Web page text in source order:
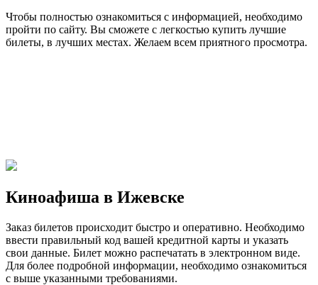
Чтобы полностью ознакомиться с информацией, необходимо
пройти по сайту. Вы сможете с легкостью купить лучшие
билеты, в лучших местах. Желаем всем приятного просмотра.
Киноафиша в Ижевске
Заказ билетов происходит быстро и оперативно. Необходимо
ввести правильный код вашей кредитной карты и указать
свои данные. Билет можно распечатать в электронном виде.
Для более подробной информации, необходимо ознакомиться
с выше указанными требованиями.